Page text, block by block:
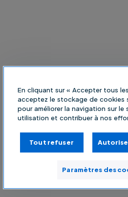
En cliquant sur « Accepter tous
acceptez le stockage de cookies
pour améliorer la navigation sur le
utilisation et contribuer à nos
Tout refuser
Paramètres des